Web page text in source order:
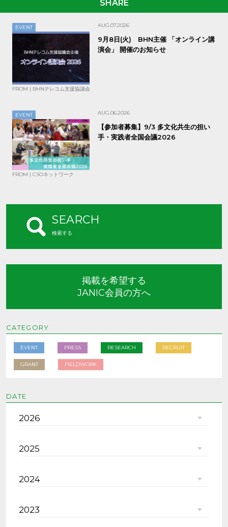
SHARE
EVENT AUG.07.2026
9月8日(火) BHN主催 「オンライン講
演会」 開催のお知らせ
FROM | BHNテレコム支援協議会
EVENT AUG.06.2026
【参加者募集】9/3 多文化共生の担い
手・実践者全国会議2026
FROM | CSOネットワーク
SEARCH
検索する
掲載を希望する
JANIC会員の方へ
CATEGORY
EVENT PRESS RESEARCH RECRUIT
GRANT FIELDWORK
DATE
2026
2025
2024
2023